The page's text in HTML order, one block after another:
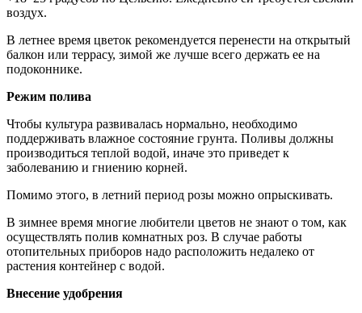
воздух.
В летнее время цветок рекомендуется перенести на открытый
балкон или террасу, зимой же лучше всего держать ее на
подоконнике.
Режим полива
Чтобы культура развивалась нормально, необходимо
поддерживать влажное состояние грунта. Поливы должны
производиться теплой водой, иначе это приведет к
заболеванию и гниению корней.
Помимо этого, в летний период розы можно опрыскивать.
В зимнее время многие любители цветов не знают о том, как
осуществлять полив комнатных роз. В случае работы
отопительных приборов надо расположить недалеко от
растения контейнер с водой.
Внесение удобрения